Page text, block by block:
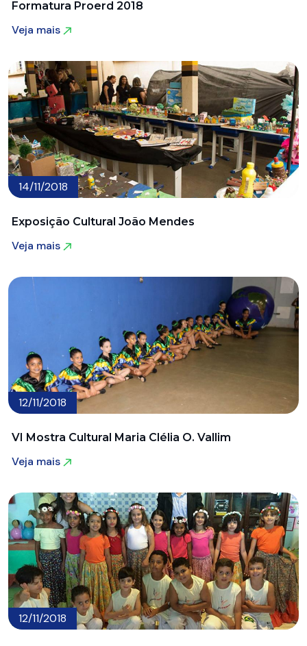
Formatura Proerd 2018
Veja mais
14/11/2018
Exposição Cultural João Mendes
Veja mais
12/11/2018
VI Mostra Cultural Maria Clélia O. Vallim
Veja mais
12/11/2018